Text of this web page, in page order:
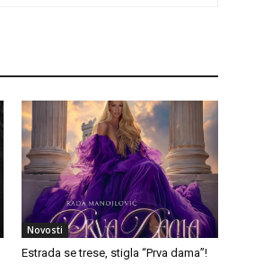
Novosti
Estrada se trese, stigla “Prva dama”!